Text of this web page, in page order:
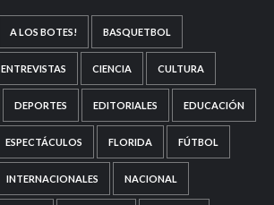
A LOS BOTES! BASQUETBOL
CIENCIA CULTURA
DEPORTES EDITORIALES EDUCACIÓN
ESPECTÁCULOS FLORIDA FÚTBOL
INTERNACIONALES NACIONAL